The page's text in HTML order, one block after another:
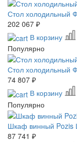
Стол холодильный
202 067 ₽
В корзину
Популярно
Стол холодильный
74 807 ₽
В корзину
Популярно
Шкаф винный Pozis
87 741 ₽